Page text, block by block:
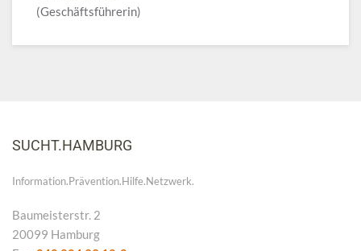
(Geschäftsführerin)
SUCHT.HAMBURG
Information.Prävention.Hilfe.Netzwerk.
Baumeisterstr. 2
20099 Hamburg